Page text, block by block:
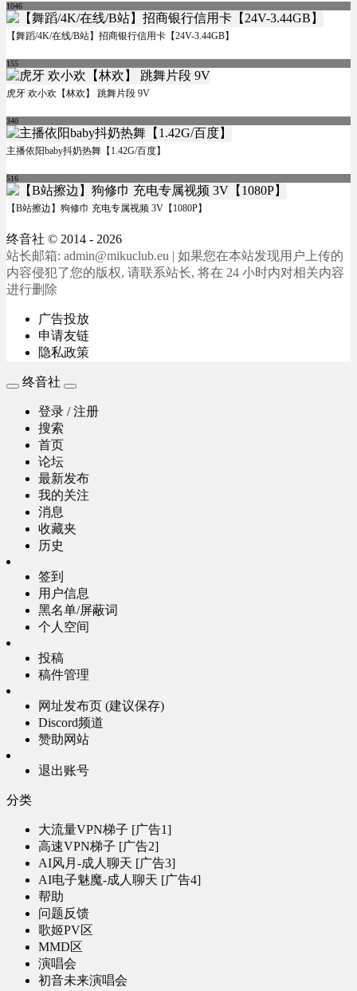
1046
【舞蹈/4K/在线/B站】招商银行信用卡【24V-3.44GB】
155
虎牙 欢小欢【林欢】 跳舞片段 9V
340
主播依阳baby抖奶热舞【1.42G/百度】
516
【B站擦边】狗修巾 充电专属视频 3V【1080P】
终音社 © 2014 - 2026
站长邮箱: admin@mikuclub.eu | 如果您在本站发现用户上传的
内容侵犯了您的版权, 请联系站长, 将在 24 小时内对相关内容
进行删除
广告投放
申请友链
隐私政策
终音社
登录 / 注册
搜索
首页
论坛
最新发布
我的关注
消息
收藏夹
历史
签到
用户信息
黑名单/屏蔽词
个人空间
投稿
稿件管理
网址发布页 (建议保存)
Discord频道
赞助网站
退出账号
分类
大流量VPN梯子 [广告1]
高速VPN梯子 [广告2]
AI风月-成人聊天 [广告3]
AI电子魅魔-成人聊天 [广告4]
帮助
问题反馈
歌姬PV区
MMD区
演唱会
初音未来演唱会